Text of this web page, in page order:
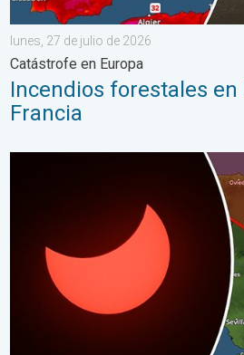
lunes, 27 de julio de 2026
Catástrofe en Europa
Incendios forestales en
Francia
Los detalles del eclipse en